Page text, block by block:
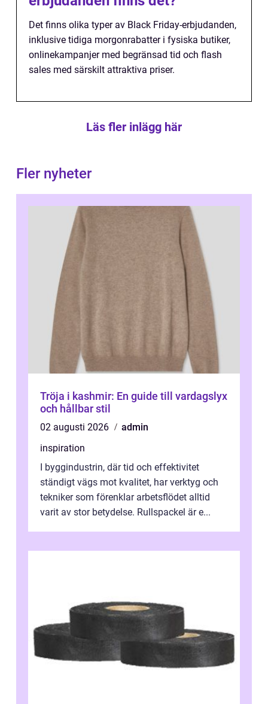
Det finns olika typer av Black Friday-erbjudanden,
inklusive tidiga morgonrabatter i fysiska butiker,
onlinekampanjer med begränsad tid och flash
sales med särskilt attraktiva priser.
Läs fler inlägg här
Fler nyheter
Tröja i kashmir: En guide till vardagslyx
och hållbar stil
02 augusti 2026
admin
inspiration
I byggindustrin, där tid och effektivitet
ständigt vägs mot kvalitet, har verktyg och
tekniker som förenklar arbetsflödet alltid
varit av stor betydelse. Rullspackel är e...